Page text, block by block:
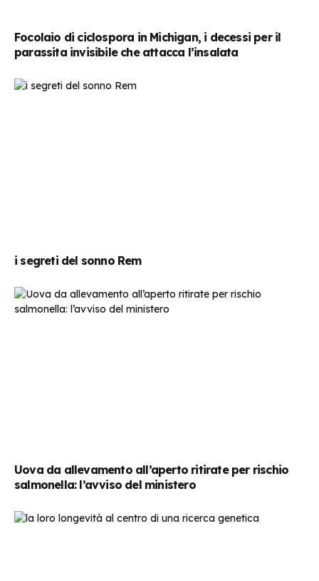
Focolaio di ciclospora in Michigan, i decessi per il
parassita invisibile che attacca l’insalata
i segreti del sonno Rem
Uova da allevamento all’aperto ritirate per rischio
salmonella: l’avviso del ministero